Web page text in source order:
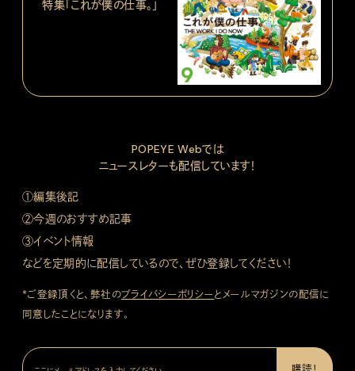
特集「これが僕の仕事。」
POPEYE Webでは
ニュースレターも配信しています！
①編集後記
②今週のおすすめ記事
③イベント情報
などを定期的に配信しているので、ぜひ登録してください！
*ご登録頂くと、弊社のプライバシーポリシーとメールマガジンの配信に
同意したことになります。